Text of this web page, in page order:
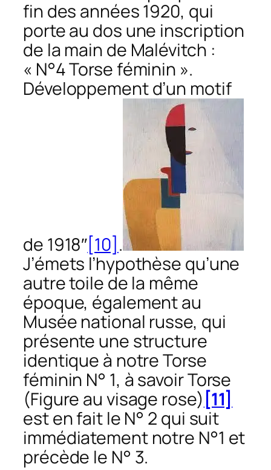
fin des années 1920, qui
porte au dos une inscription
de la main de Malévitch :
« N°4 Torse féminin ».
Développement d’un motif
de 1918″[10] .
J’émets l’hypothèse qu’une
autre toile de la même
époque, également au
Musée national russe, qui
présente une structure
identique à notreTorse
féminin N° 1, à savoirTorse
(Figure au visage rose) [11]
est en fait le N° 2 qui suit
immédiatement notre N°1 et
précède le N° 3.